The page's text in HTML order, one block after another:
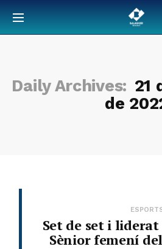
Daily Archives: 21
de
Set de set i
Sènior femení